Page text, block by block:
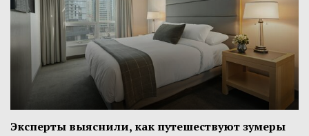
Эксперты выяснили, как путешествуют зумеры